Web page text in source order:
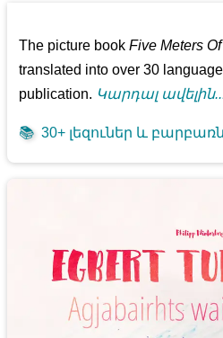
The picture bookFive Meters
translated into over 30
publication. Կարդալ
📚 30+ լեզուներ և